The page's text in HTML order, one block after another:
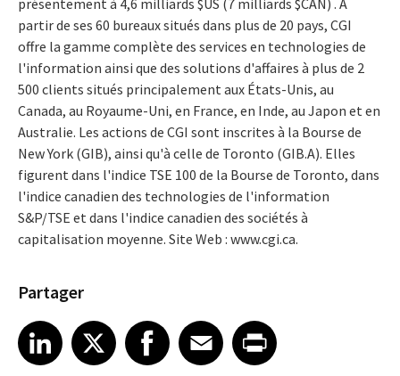
partir de ses 60 bureaux situés dans plus de 20 pays, CGI
offre la gamme complète des services en technologies de
l'information ainsi que des solutions d'affaires à plus de 2
500 clients situés principalement aux États-Unis, au
Canada, au Royaume-Uni, en France, en Inde, au Japon et en
Australie. Les actions de CGI sont inscrites à la Bourse de
New York (GIB), ainsi qu'à celle de Toronto (GIB.A). Elles
figurent dans l'indice TSE 100 de la Bourse de Toronto, dans
l'indice canadien des technologies de l'information
S&P/TSE et dans l'indice canadien des sociétés à
capitalisation moyenne. Site Web : www.cgi.ca.
Partager
Share article on LinkedIn
LinkedIn
Share article on XShare article on Facebook
Facebook
Share article on Email
EmailShare article on Print